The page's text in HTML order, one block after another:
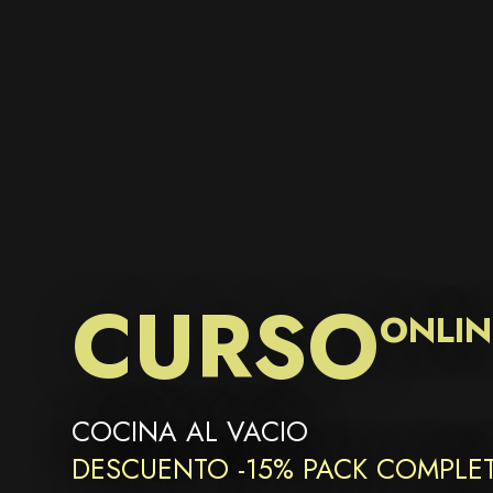
CURSO
COCINA AL VACIO
DESCUENTO -15% PACK